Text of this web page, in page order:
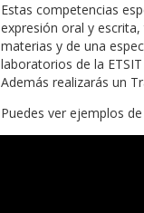
Estas competencias
expresión oral y
materias y de una
laboratorios de la
Además realizarás un
Puedes ver ejemplos